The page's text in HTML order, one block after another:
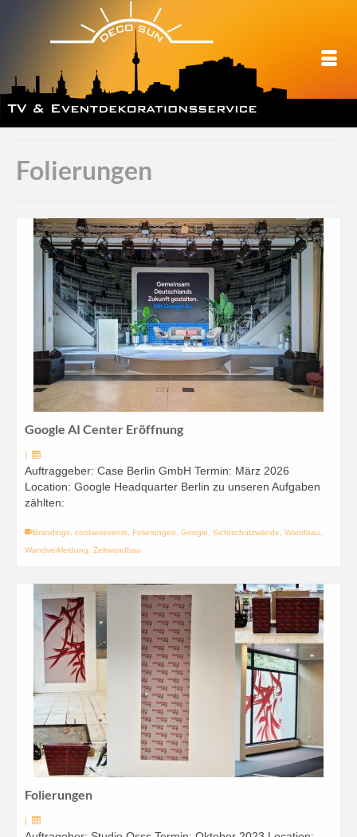
Folierungen
Google AI Center Eröffnung
|
Auftraggeber: Case Berlin GmbH Termin: März 2026
Location: Google Headquarter Berlin zu unseren Aufgaben
zählten:
Brandings cookiesevents Folierungen Google Sichtschutzwände Wandbau
Wandverkleidung
Zeltwandbau
Folierungen
|